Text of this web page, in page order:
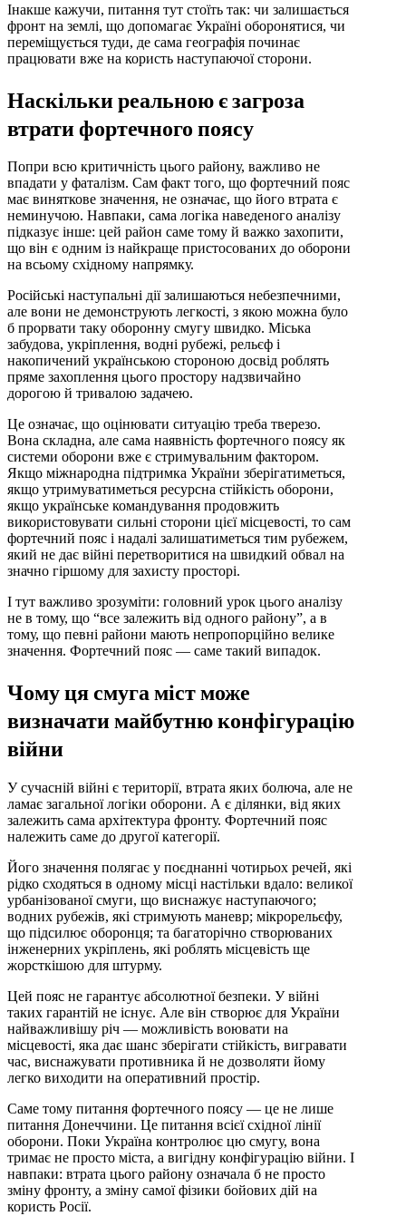
Інакше кажучи, питання тут стоїть так: чи залишається
фронт на землі, що допомагає Україні оборонятися, чи
переміщується туди, де сама географія починає
працювати вже на користь наступаючої сторони.
Наскільки реальною є загроза
втрати фортечного поясу
Попри всю критичність цього району, важливо не
впадати у фаталізм. Сам факт того, що фортечний пояс
має виняткове значення, не означає, що його втрата є
неминучою. Навпаки, сама логіка наведеного аналізу
підказує інше: цей район саме тому й важко захопити,
що він є одним із найкраще пристосованих до оборони
на всьому східному напрямку.
Російські наступальні дії залишаються небезпечними,
але вони не демонструють легкості, з якою можна було
б прорвати таку оборонну смугу швидко. Міська
забудова, укріплення, водні рубежі, рельєф і
накопичений українською стороною досвід роблять
пряме захоплення цього простору надзвичайно
дорогою й тривалою задачею.
Це означає, що оцінювати ситуацію треба тверезо.
Вона складна, але сама наявність фортечного поясу як
системи оборони вже є стримувальним фактором.
Якщо міжнародна підтримка України зберігатиметься,
якщо утримуватиметься ресурсна стійкість оборони,
якщо українське командування продовжить
використовувати сильні сторони цієї місцевості, то сам
фортечний пояс і надалі залишатиметься тим рубежем,
який не дає війні перетворитися на швидкий обвал на
значно гіршому для захисту просторі.
І тут важливо зрозуміти: головний урок цього аналізу
не в тому, що “все залежить від одного району”, а в
тому, що певні райони мають непропорційно велике
значення. Фортечний пояс — саме такий випадок.
Чому ця смуга міст може
визначати майбутню конфігурацію
війни
У сучасній війні є території, втрата яких болюча, але не
ламає загальної логіки оборони. А є ділянки, від яких
залежить сама архітектура фронту. Фортечний пояс
належить саме до другої категорії.
Його значення полягає у поєднанні чотирьох речей, які
рідко сходяться в одному місці настільки вдало: великої
урбанізованої смуги, що виснажує наступаючого;
водних рубежів, які стримують маневр; мікрорельєфу,
що підсилює оборонця; та багаторічно створюваних
інженерних укріплень, які роблять місцевість ще
жорсткішою для штурму.
Цей пояс не гарантує абсолютної безпеки. У війні
таких гарантій не існує. Але він створює для України
найважливішу річ — можливість воювати на
місцевості, яка дає шанс зберігати стійкість, вигравати
час, виснажувати противника й не дозволяти йому
легко виходити на оперативний простір.
Саме тому питання фортечного поясу — це не лише
питання Донеччини. Це питання всієї східної лінії
оборони. Поки Україна контролює цю смугу, вона
тримає не просто міста, а вигідну конфігурацію війни. І
навпаки: втрата цього району означала б не просто
зміну фронту, а зміну самої фізики бойових дій на
користь Росії.